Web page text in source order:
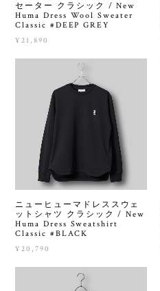
セーター クラシック / New
Huma Dress Wool Sweater
Classic #DEEP GREY
¥21,890
ニューヒューマドレススウェ
ットシャツ クラシック / New
Huma Dress Sweatshirt
Classic #BLACK
¥20,790